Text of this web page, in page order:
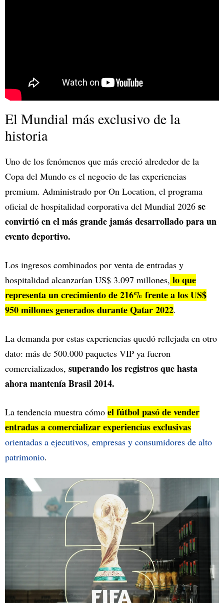
El Mundial más exclusivo de la
historia
Uno de los fenómenos que más creció alrededor de la
Copa del Mundo es el negocio de las experiencias
premium. Administrado por On Location, el programa
oficial de hospitalidad corporativa del Mundial 2026 se
convirtió en el más grande jamás desarrollado para un
evento deportivo.
Los ingresos combinados por venta de entradas y
hospitalidad alcanzarían US$ 3.097 millones, lo que
representa un crecimiento de 216% frente a los US$
950 millones generados durante Qatar 2022.
La demanda por estas experiencias quedó reflejada en otro
dato: más de 500.000 paquetes VIP ya fueron
comercializados, superando los registros que hasta
ahora mantenía Brasil 2014.
La tendencia muestra cómo el fútbol pasó de vender
entradas a comercializar experiencias exclusivas
orientadas a ejecutivos, empresas y consumidores de alto
patrimonio.